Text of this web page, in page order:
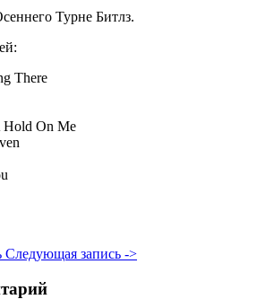
Турне Битлз.
There
Hold On Me
Следующая запись ->